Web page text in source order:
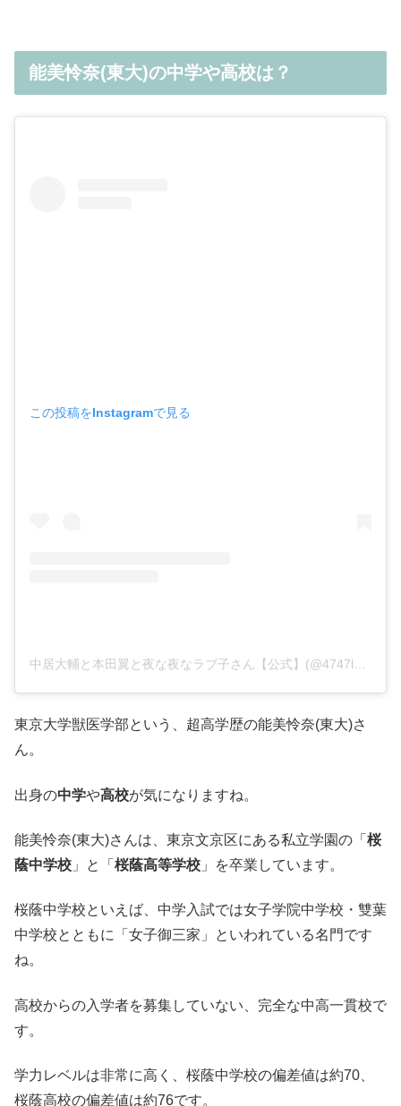
能美怜奈(東大)の中学や高校は？
この投稿をInstagramで見る
東京大学獣医学部という、超高学歴の能美怜奈(東大)さ
ん。
出身の中学や高校が気になりますね。
能美怜奈(東大)さんは、東京文京区にある私立学園の「 桜
蔭中学校 」と「 桜蔭高等学校 」を卒業しています。
桜蔭中学校といえば、中学入試では女子学院中学校・雙葉
中学校とともに「女子御三家」といわれている名門です
ね。
高校からの入学者を募集していない、完全な中高一貫校で
す。
学力レベルは非常に高く、桜蔭中学校の偏差値は約70、
桜蔭高校の偏差値は約76です。